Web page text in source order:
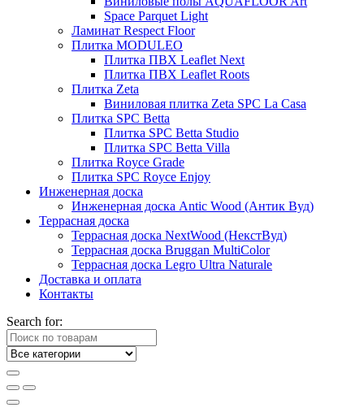
Space Parquet Light
Ламинат Respect Floor
Плитка MODULEO
Плитка ПВХ Leaflet Next
Плитка ПВХ Leaflet Roots
Плитка Zeta
Виниловая плитка Zeta SPC La Casa
Плитка SPC Betta
Плитка SPC Betta Studio
Плитка SPC Betta Villa
Плитка Royce Grade
Плитка SPC Royce Enjoy
Инженерная доска
Инженерная доска Antic Wood (Антик Вуд)
Террасная доска
Террасная доска NextWood (НекстВуд)
Террасная доска Bruggan MultiColor
Террасная доска Legro Ultra Naturale
Доставка и оплата
Контакты
Search for: